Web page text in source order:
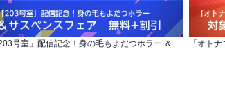
「203号室」配信記念！身の毛もよだつホラー ＆サスペンスフェア 無料+割引